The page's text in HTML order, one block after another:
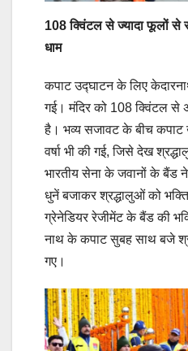
108 क्विंटल से ज्यादा फूलों से
धाम
कपाट उद्घाटन के लिए
गई। मंदिर को 108 क्विंटल से
है। भव्य सजावट के बीच कपाट
वर्षा भी की गई, जिसे देख
भारतीय सेना के जवानों के बैंड ने
धुनें बजाकर श्रद्धालुओं को
ग्रेनेडियर रेजीमेंट के बैंड की
नाथ के कपाट सुबह साथ बजे
गए।